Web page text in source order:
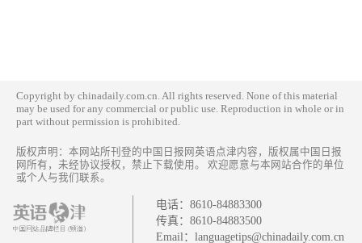
Copyright by chinadaily.com.cn. All rights reserved. None of this material
may be used for any commercial or public use. Reproduction in whole or in
part without permission is prohibited.
版权声明：本网站所刊登的中国日报网英语点津内容，版权属中国日报
网所有，未经协议授权，禁止下载使用。 欢迎愿意与本网站合作的单位
或个人与我们联系。
电话： 8610-84883300
传真： 8610-84883500
Email： languagetips@chinadaily.com.cn